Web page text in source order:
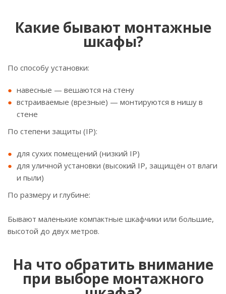
Какие бывают монтажные
шкафы?
По способу установки:
навесные — вешаются на стену
встраиваемые (врезные) — монтируются в нишу в
стене
По степени защиты (IP):
для сухих помещений (низкий IP)
для уличной установки (высокий IP, защищён от влаги
и пыли)
По размеру и глубине:
Бывают маленькие компактные шкафчики или большие,
высотой до двух метров.
На что обратить внимание
при выборе монтажного